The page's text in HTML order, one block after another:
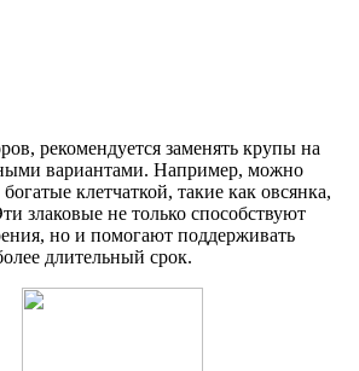
рекомендуется заменять крупы на
вариантами. Например, можно
клетчаткой, такие как овсянка,
злаковые не только способствуют
но и помогают поддерживать
длительный срок.